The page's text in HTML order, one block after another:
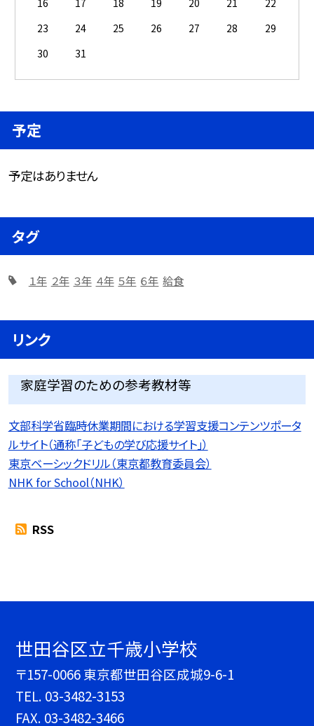
23
24 25 26 27 28
29
30
31
予定
予定はありません
タグ
１年 ２年 ３年 ４年 ５年 ６年 給食
リンク
家庭学習のための参考教材等
文部科学省臨時休業期間における学習支援コンテンツポータ
ルサイト（通称「子どもの学び応援サイト」）
東京ベーシックドリル（東京都教育委員会）
NHK for School（NHK）
RSS
世田谷区立千歳小学校
〒157-0066 東京都世田谷区成城9-6-1
TEL. 03-3482-3153
FAX. 03-3482-3466